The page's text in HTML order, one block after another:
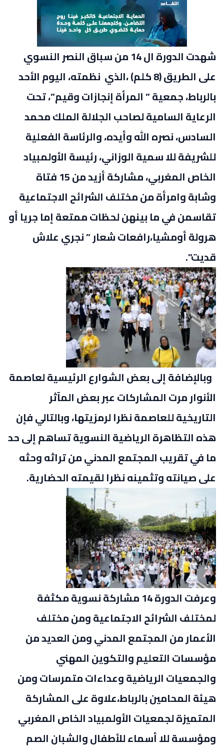
شهدت الدورة ال 14 من سباق النصر النسوي
على الطريق (8 كلم) ،الذي نظمته، اليوم الأحد
بالرباط، جمعية ” المرأة إنجازات وقيم”، تحت
الرعاية السامية لصاحب الجلالة الملك محمد
السادس، نصره الله وأيده، والرئاسة الفعلية
للشريفة للا سمية الوزاني، رئيسة الأولمبياد
الخاص المغربي، مشاركة أزيد من 15 فتاة
وشابة وامرأة من مختلف الشرائح الاجتماعية
تقاسمن في ما بينهن لحظات ممتعة إما جريا أو
هرولة أومشيا،رافعات شعار ” نجري علاش
قديت”.
وبالإضافة إلى بعض الشوارع الرئيسية لعاصمة
الأنوار مرت المشاركات عبر بعض المآثر
التاريخية للعاصمة نظرا لرمزيتها، وبالتالي فإن
هذه التظاهرة الرياضية النسوية تساهم إلى حد
ما في تقريب المجتمع المدني من تراثه وحثه
على صيانته وتثمينه نظرا لقيمته الحضارية.
وعرفت الدورة 14 مشاركة نسوية مكثفة
لمختلف الشرائح الاجتماعية ومن مختلف
الأعمار من المجتمع المدني ومن العديد من
مؤسسات التعليم والتكوين المهني
والجمعيات الرياضية وعداءات متمرسات ومن
هيئة المحامين بالرباط،علاوة على المشاركة
المتميزة لجمعيات الأولمبياد الخاص المغربي
ومؤسسة للا أسماء للأطفال والشبان الصم